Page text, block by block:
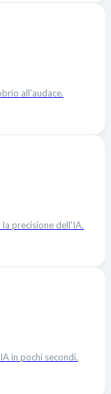
all'audace.
precisione dell'IA.
in pochi secondi.